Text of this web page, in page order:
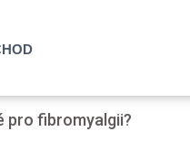
pro fibromyalgii?